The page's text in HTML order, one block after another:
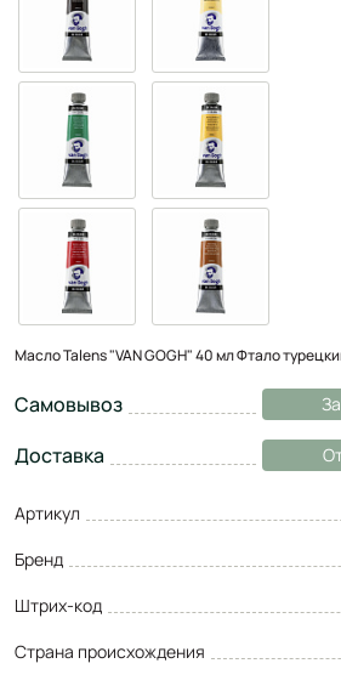
Масло Talens "VAN GOGH" 40 мл Фтало
Самовывоз
Доставка
Артикул
Бренд
Штрих-код
Страна происхождения